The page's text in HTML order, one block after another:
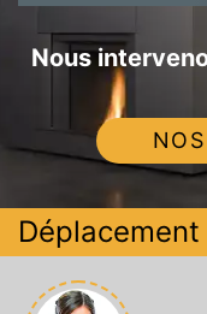
Nous